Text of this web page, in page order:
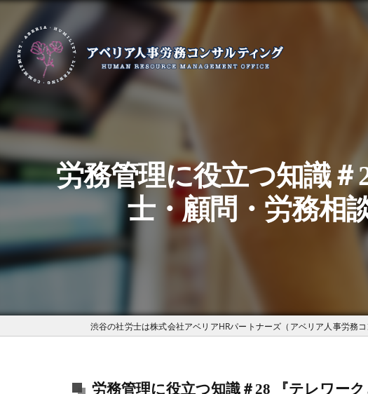
労務管理に役立つ知識
士・顧問・労務相
労務管理に役立つ知識＃28 『テレワー